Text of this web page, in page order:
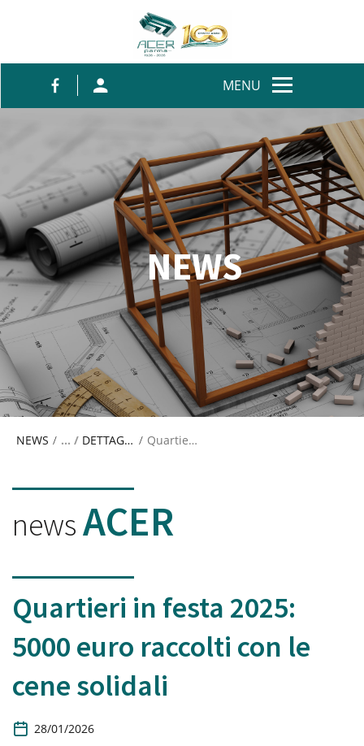
MENU
NEWS
NEWS / DETTAGLIO NEWS / Quartieri in festa: 5000 euro raccolti con le cene solidali
newsACER
Quartieri in festa 2025:
5000 euro raccolti con le
cene solidali
D
28/01/2026